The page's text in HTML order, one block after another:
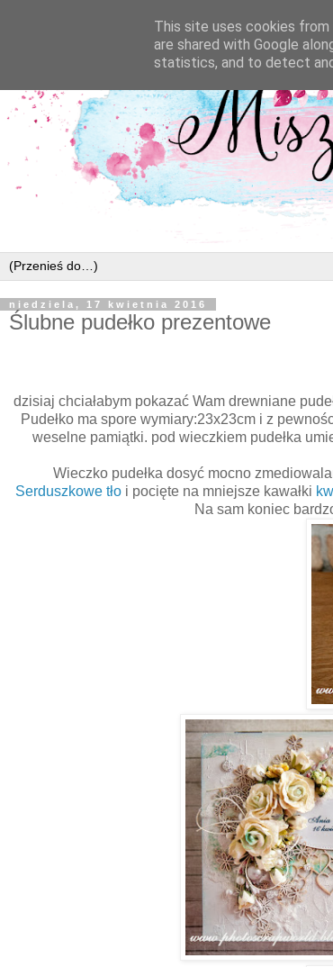
niedziela, 17 kwietnia 2016
Ślubne pudełko prezentowe
dzisiaj chciałabym pokazać Wam drewniane
Pudełko ma spore wymiary:23x23cm i z
weselne pamiątki. pod wieczkiem pudełka
Wieczko pudełka dosyć mocno
Serduszkowe tło i pocięte na mniejsze kawałki
Na sam koniec
This site uses cookies
are shared with Google
statistics, and to detect